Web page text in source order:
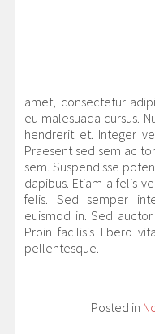
amet, consectetur
eu malesuada cursus.
hendrerit et. Integer
Praesent sed sem ac
sem. Suspendisse
dapibus. Etiam a felis
felis. Sed semper
euismod in. Sed
Proin facilisis libero
pellentesque.
Posted in